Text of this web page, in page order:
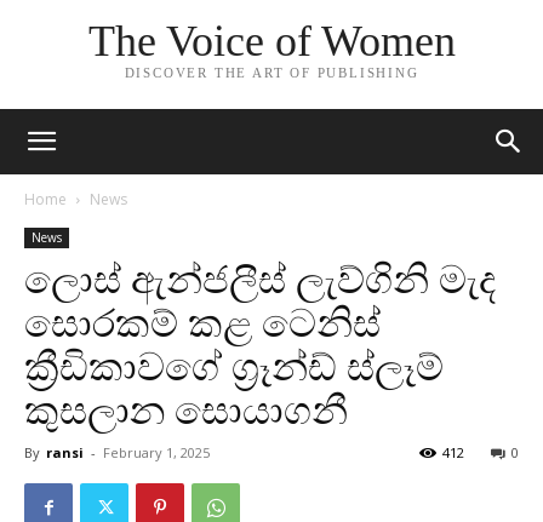
The Voice of Women
DISCOVER THE ART OF PUBLISHING
Home News
News
ලොස් ඇන්ජලීස් ලැව්ගිනි මැද
සොරකම් කළ ටෙනිස්
ක්‍රීඩිකාවගේ ග්‍රෑන්ඩ් ස්ලෑම්
කුසලාන සොයාගනී
By ransi - February 1, 2025 0
412